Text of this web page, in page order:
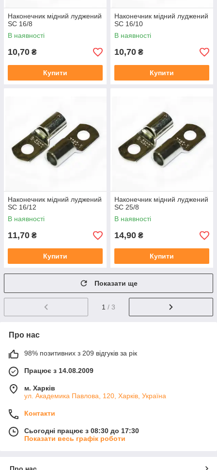
Наконечник мідний луджений
SC 16/8
В наявності
10,70 ₴
Купити
Наконечник мідний луджений
SC 16/10
В наявності
10,70 ₴
Купити
Наконечник мідний луджений
SC 16/12
В наявності
11,70 ₴
Купити
Наконечник мідний луджений
SC 25/8
В наявності
14,90 ₴
Купити
Показати ще
1 / 3
Про нас
98% позитивних з 209 відгуків за рік
Працює з 14.08.2009
м. Харків
ул. Академика Павлова, 120, Харків, Україна
Контакти
Сьогодні працює з 08:30 до 17:30
Показати весь графік роботи